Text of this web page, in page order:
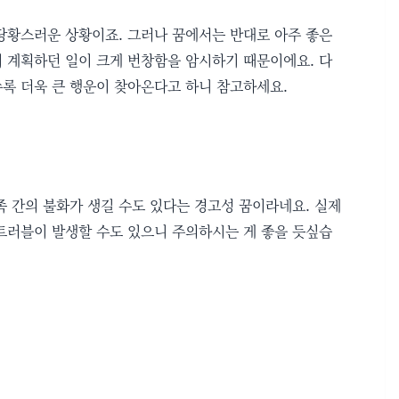
스러운 상황이죠. 그러나 꿈에서는 반대로 아주 좋은
획하던 일이 크게 번창함을 암시하기 때문이에요. 다
더욱 큰 행운이 찾아온다고 하니 참고하세요.
간의 불화가 생길 수도 있다는 경고성 꿈이라네요. 실제
블이 발생할 수도 있으니 주의하시는 게 좋을 듯싶습